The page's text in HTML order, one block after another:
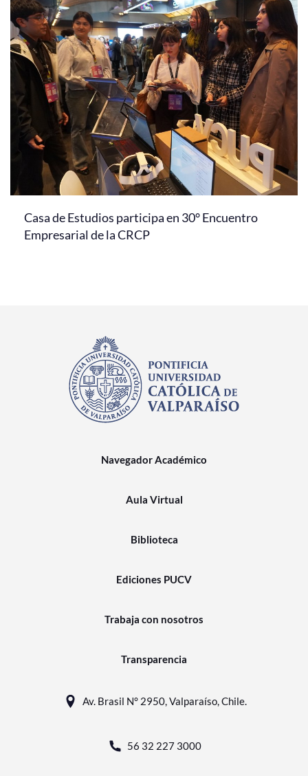
Casa de Estudios participa en 30° Encuentro
Empresarial de la CRCP
Navegador Académico
Aula Virtual
Biblioteca
Ediciones PUCV
Trabaja con nosotros
Transparencia
Av. Brasil N° 2950, Valparaíso, Chile.
56 32 227 3000